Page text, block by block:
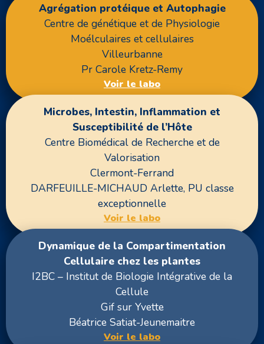
Agrégation protéique et Autophagie
Centre de génétique et de Physiologie
Moélculaires et cellulaires
Villeurbanne
Pr Carole Kretz-Remy
Voir le labo
Microbes, Intestin, Inflammation et
Susceptibilité de l’Hôte
Centre Biomédical de Recherche et de
Valorisation
Clermont-Ferrand
DARFEUILLE-MICHAUD Arlette, PU classe
exceptionnelle
Voir le labo
Dynamique de la Compartimentation
Cellulaire chez les plantes
I2BC – Institut de Biologie Intégrative de la
Cellule
Gif sur Yvette
Béatrice Satiat-Jeunemaitre
Voir le labo